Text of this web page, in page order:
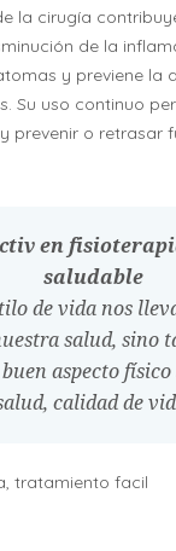
la cirugía
de la
y previene la
Su uso continuo
prevenir o retrasar
en
saludable
de vida nos
salud, sino
aspecto físico
calidad de